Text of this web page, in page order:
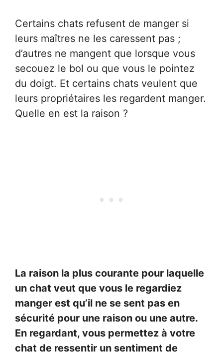
Certains chats refusent de manger si
leurs maîtres ne les caressent pas ;
d’autres ne mangent que lorsque vous
secouez le bol ou que vous le pointez
du doigt. Et certains chats veulent que
leurs propriétaires les regardent manger.
Quelle en est la raison ?
La raison la plus courante pour laquelle
un chat veut que vous le regardiez
manger est qu’il ne se sent pas en
sécurité pour une raison ou une autre.
En regardant, vous permettez à votre
chat de ressentir un sentiment de